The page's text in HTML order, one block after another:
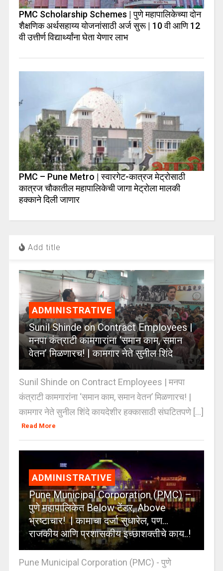
PMC Scholarship Schemes | पुणे महापालिकेच्या दोन
शैक्षणिक अर्थसहाय्य योजनांसाठी अर्ज सुरू | 10 वी आणि 12
वी उत्तीर्ण विद्यार्थ्यांना घेता येणार लाभ
PMC – Pune Metro | स्वारगेट-कात्रज मेट्रोसाठी
कात्रज चौकातील महापालिकेची जागा मेट्रोला मालकी
हक्काने दिली जाणार
Add title
ADMINISTRATIVE
Sunil Shinde on Contract Employees |
मनपा कंत्राटी कामगारांना ‘समान काम, समान
वेतन’ मिळणारच! | कामगार नेते सुनील शिंदे
Sunil Shinde on Contract Employees | मनपा
कंत्राटी कामगारांना ‘समान काम, समान वेतन’ मिळणारच! |
कामगार नेते सुनील शिंदे कायदेशीर हक्कासाठी संघटितपणे [...]
Read More
ADMINISTRATIVE
Pune Municipal Corporation (PMC) –
पुणे महापालिकेत Below टेंडर, Above
भ्रष्टाचार! | कामाचा दर्जा सुधारेल, पण…
राजकीय आणि प्रशासकीय इच्छाशक्तीचे काय..!
Pune Municipal Corporation (PMC) - पुणे